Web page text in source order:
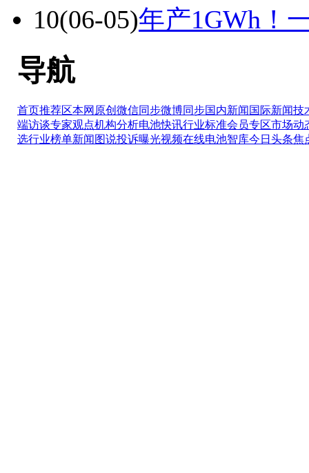
10(06-05)年产1GWh！
导航
首页推荐区本网原创 微信同步微博同步国内新闻 国际新闻技
端访谈专家观点机构分析电池快讯行业标准会员专区市场动
选行业榜单新闻图说投诉曝光视频在线电池智库今日头条焦